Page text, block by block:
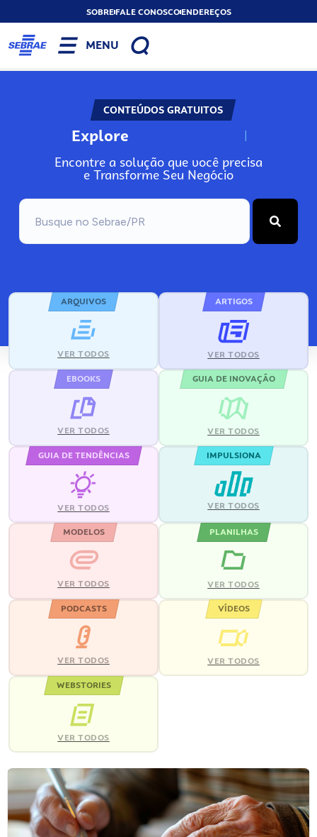
SOBREFALE CONOSCOENDEREÇOS
MENU
CONTEÚDOS GRATUITOS
Explore N
Encontre a solução que você precisa
e Transforme Seu Negócio
ARQUIVOS
VER TODOS
ARTIGOS
VER TODOS
EBOOKS
VER TODOS
GUIA DE INOVAÇÃO
VER TODOS
GUIA DE TENDÊNCIAS
VER TODOS
IMPULSIONA
VER TODOS
MODELOS
VER TODOS
PLANILHAS
VER TODOS
PODCASTS
VER TODOS
VÍDEOS
VER TODOS
WEBSTORIES
VER TODOS